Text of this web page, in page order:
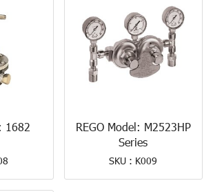
1682
REGO Model: M2523HP
Series
SKU : K009